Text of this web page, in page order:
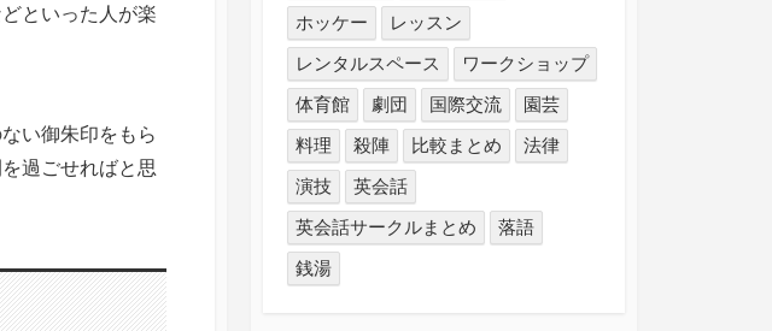
といった人が楽
い御朱印をもら
過ごせればと思
ホッケー
レッスン
レンタルスペース
ワークショップ
体育館
劇団 国際交流
園芸
料理
殺陣 比較まとめ
法律
演技
英会話
英会話サークルまとめ
落語
銭湯